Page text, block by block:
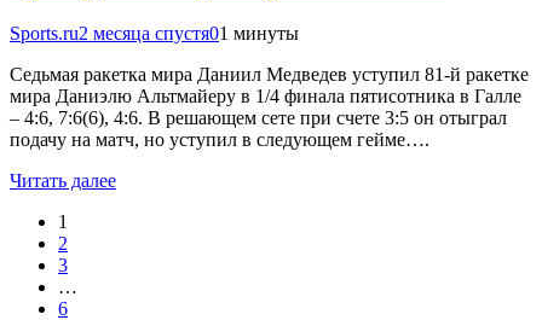
Sports.ru2 месяца спустя01 минуты
Седьмая ракетка мира Даниил Медведев уступил 81-й ракетке
мира Даниэлю Альтмайеру в 1/4 финала пятисотника в Галле
– 4:6, 7:6(6), 4:6. В решающем сете при счете 3:5 он отыграл
подачу на матч, но уступил в следующем гейме….
Читать далее
1
2
3
…
6